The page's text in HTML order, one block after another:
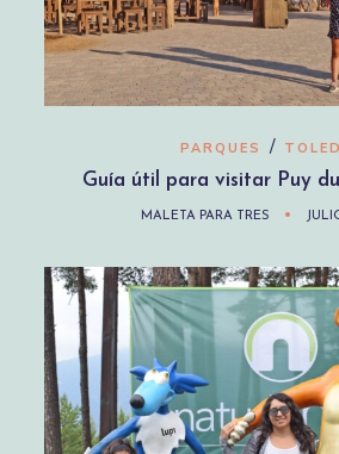
PARQUES /
Guía útil para visitar Puy
MALETA PARA TRES